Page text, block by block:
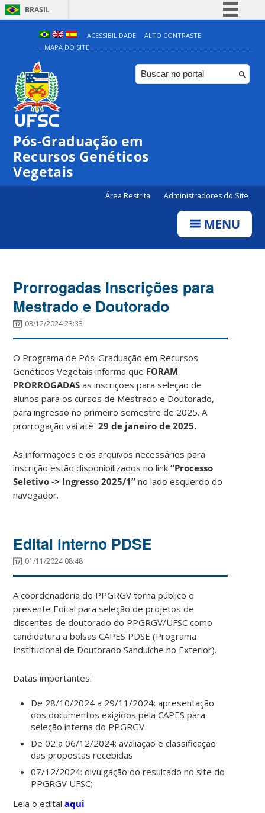
BRASIL
Simplifique!
Comunica BR
Participe
ACESSIBILIDADE
ALTO CONTRASTE
MAPA DO SITE
Pós-Graduação em
Recursos Genéticos
Vegetais
Área Restrita Administradores do Site
MENU
Prorrogadas Inscrições para
Mestrado e Doutorado
03/12/2024 23:33
O Programa de Pós-Graduação em Recursos
Genéticos Vegetais informa que FORAM
PRORROGADAS as inscrições para seleção de
alunos para os cursos de Mestrado e Doutorado,
para ingresso no primeiro semestre de 2025. A
prorrogação vai até29 de janeiro de 2025.
As informações e os arquivos necessários para
inscrição estão disponibilizados no link“Processo
Seletivo -> Ingresso 2025/1” no lado esquerdo do
navegador.
Edital interno PDSE
01/11/2024 08:48
A coordenadoria do PPGRGV torna público o
presente Edital para seleção de projetos de
discentes de doutorado do PPGRGV/UFSC como
candidatura a bolsas CAPES PDSE (Programa
Institucional de Doutorado Sanduíche no Exterior).
Datas importantes:
De 28/10/2024 a 29/11/2024: apresentação
dos documentos exigidos pela CAPES para
seleção interna do PPGRGV
De 02 a 06/12/2024: avaliação e classificação
das propostas recebidas
07/12/2024: divulgação do resultado no site do
PPGRGV UFSC;
Leia o editalaqui